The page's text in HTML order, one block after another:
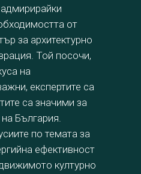
от
за архитектурно
Той посочи,
на
експертите са
са значими за
България.
по темата за
ефективност
културно